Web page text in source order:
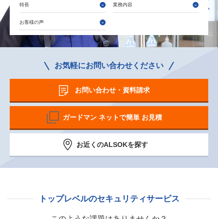
特長 業務内容
お客様の声
お気軽にお問い合わせください
お問い合わせ・資料請求
ガードマン ネットで簡単 お見積
お近くのALSOKを探す
トップレベルのセキュリティサービス